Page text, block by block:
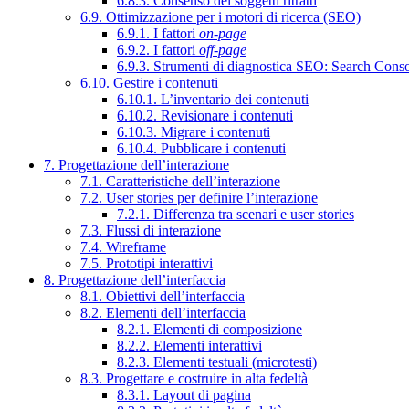
6.9. Ottimizzazione per i motori di ricerca (SEO)
6.9.1. I fattori on-page
6.9.2. I fattori off-page
6.9.3. Strumenti di diagnostica SEO: Search
6.10. Gestire i contenuti
6.10.1. L’inventario dei contenuti
6.10.2. Revisionare i contenuti
6.10.3. Migrare i contenuti
6.10.4. Pubblicare i contenuti
7. Progettazione dell’interazione
7.1. Caratteristiche dell’interazione
7.2. User stories per definire l’interazione
7.2.1. Differenza tra scenari e user stories
7.3. Flussi di interazione
7.4. Wireframe
7.5. Prototipi interattivi
8. Progettazione dell’interfaccia
8.1. Obiettivi dell’interfaccia
8.2. Elementi dell’interfaccia
8.2.1. Elementi di composizione
8.2.2. Elementi interattivi
8.2.3. Elementi testuali (microtesti)
8.3. Progettare e costruire in alta fedeltà
8.3.1. Layout di pagina